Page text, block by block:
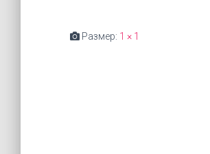
Размер: 1 × 1